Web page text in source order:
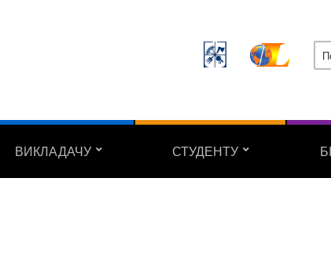
ВИКЛАДАЧУ СТУДЕНТУ